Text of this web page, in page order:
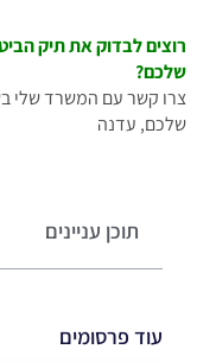
רוצים לבדוק את תיק
שלכם?
צרו קשר עם המשרד שלי בשיחה
שלכם, עדנה
תוכן עניינים
עוד פרסומים